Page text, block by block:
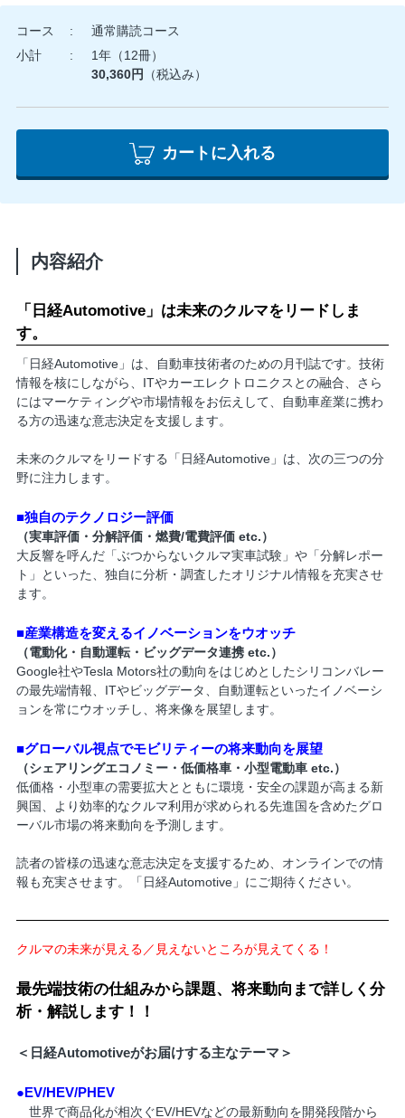
コース
通常購読コース
小計
1年（12冊）
30,360円
（税込み）
カートに入れる
内容紹介
「日経Automotive」は未来のクルマをリードしま
す。
「日経Automotive」は、自動車技術者のための月刊誌です。技術
情報を核にしながら、ITやカーエレクトロニクスとの融合、さら
にはマーケティングや市場情報をお伝えして、自動車産業に携わ
る方の迅速な意志決定を支援します。
未来のクルマをリードする「日経Automotive」は、次の三つの分
野に注力します。
■独自のテクノロジー評価
（実車評価・分解評価・燃費/電費評価 etc.）
大反響を呼んだ「ぶつからないクルマ実車試験」や「分解レポー
ト」といった、独自に分析・調査したオリジナル情報を充実させ
ます。
■産業構造を変えるイノベーションをウオッチ
（電動化・自動運転・ビッグデータ連携 etc.）
Google社やTesla Motors社の動向をはじめとしたシリコンバレー
の最先端情報、ITやビッグデータ、自動運転といったイノベーシ
ョンを常にウオッチし、将来像を展望します。
■グローバル視点でモビリティーの将来動向を展望
（シェアリングエコノミー・低価格車・小型電動車 etc.）
低価格・小型車の需要拡大とともに環境・安全の課題が高まる新
興国、より効率的なクルマ利用が求められる先進国を含めたグロ
ーバル市場の将来動向を予測します。
読者の皆様の迅速な意志決定を支援するため、オンラインでの情
報も充実させます。「日経Automotive」にご期待ください。
クルマの未来が見える／見えないところが見えてくる！
最先端技術の仕組みから課題、将来動向まで詳しく分
析・解説します！！
＜日経Automotiveがお届けする主なテーマ＞
●EV/HEV/PHEV
世界で商品化が相次ぐEV/HEVなどの最新動向を開発段階から